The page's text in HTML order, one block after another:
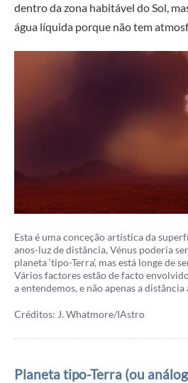
dentro da zona habitável do Sol,
água líquida porque não tem
Esta é uma conceção artística da
anos-luz de distância, Vénus poderia
planeta ‘tipo-Terra’, mas está longe de
Vários factores estão de facto
a entendemos, e não apenas a distância
Créditos: J. Whatmore/IAstro
Planeta tipo-Terra (ou